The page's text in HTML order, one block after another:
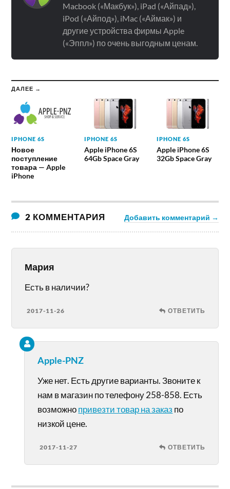
Macbook («Макбук»), iPad («Айпад»),
iPod («Айпод»), iMac («Аймак») и
другие устройства фирмы Apple
(«Эппл») по очень выгодным ценам.
ДАЛЕЕ →
IPHONE 6S
Новое
поступление
товара — Apple
iPhone
IPHONE 6S
Apple iPhone 6S
64Gb Space Gray
IPHONE 6S
Apple iPhone 6S
32Gb Space Gray
2 КОММЕНТАРИЯ Добавить комментарий →
Мария
Есть в наличии?
2017-11-26 ОТВЕТИТЬ
Apple-PNZ
Уже нет. Есть другие варианты. Звоните к
нам в магазин по телефону 258-858. Есть
возможнопривезти товар на заказпо
низкой цене.
2017-11-27 ОТВЕТИТЬ